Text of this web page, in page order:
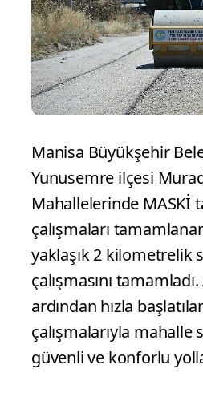
Manisa Büyükşehir
Yunusemre ilçesi
Mahallelerinde MASKİ
çalışmaları
yaklaşık 2 kilometrelik
çalışmasını
ardından hızla
çalışmalarıyla mahalle
güvenli ve konforlu